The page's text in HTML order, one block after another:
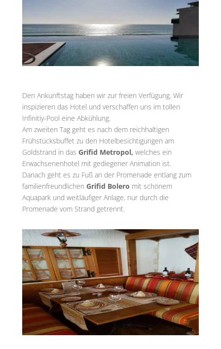
Den Ankunftstag haben wir zur freien Verfügung. Wir
inspizieren das Hotel und verschaffen uns im tollen
Infinitiy-Pool eine Abkühlung.
Am zweiten Tag geht es nach dem reichhaltigen
Frühstücksbuffet zu den Hotelbesichtigungen am
Goldstrand in das Grifid Metropol, welches ein
Erwachsenenhotel mit gediegener Animation ist.
Danach geht es zu Fuß an der Promenade entlang zum
familienfreundlichen Grifid Bolero mit schönem
Aquapark und weitläufiger Anlage, nur durch die
Promenade vom Strand getrennt.